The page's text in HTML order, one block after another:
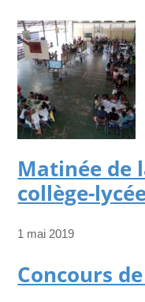
Matinée de
collège-
1 mai 2019
Concours